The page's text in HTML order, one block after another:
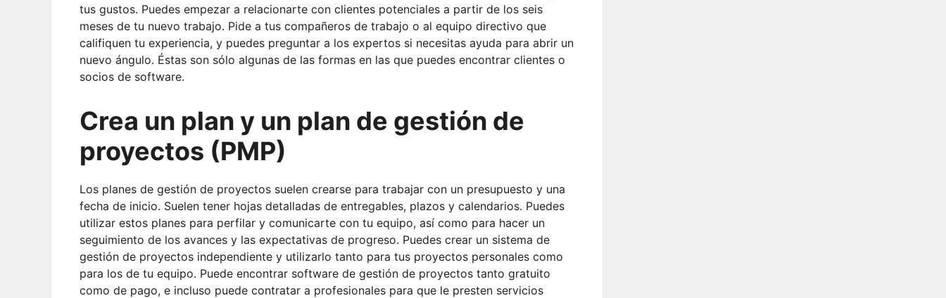
tus gustos. Puedes empezar a relacionarte con clientes potenciales a partir de los seis
meses de tu nuevo trabajo. Pide a tus compañeros de trabajo o al equipo directivo que
califiquen tu experiencia, y puedes preguntar a los expertos si necesitas ayuda para abrir un
nuevo ángulo. Éstas son sólo algunas de las formas en las que puedes encontrar clientes o
socios de software.
Crea un plan y un plan de gestión de
proyectos (PMP)
Los planes de gestión de proyectos suelen crearse para trabajar con un presupuesto y una
fecha de inicio. Suelen tener hojas detalladas de entregables, plazos y calendarios. Puedes
utilizar estos planes para perfilar y comunicarte con tu equipo, así como para hacer un
seguimiento de los avances y las expectativas de progreso. Puedes crear un sistema de
gestión de proyectos independiente y utilizarlo tanto para tus proyectos personales como
para los de tu equipo. Puede encontrar software de gestión de proyectos tanto gratuito
como de pago, e incluso puede contratar a profesionales para que le presten servicios